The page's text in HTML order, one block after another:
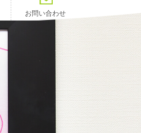
お問い合わせ